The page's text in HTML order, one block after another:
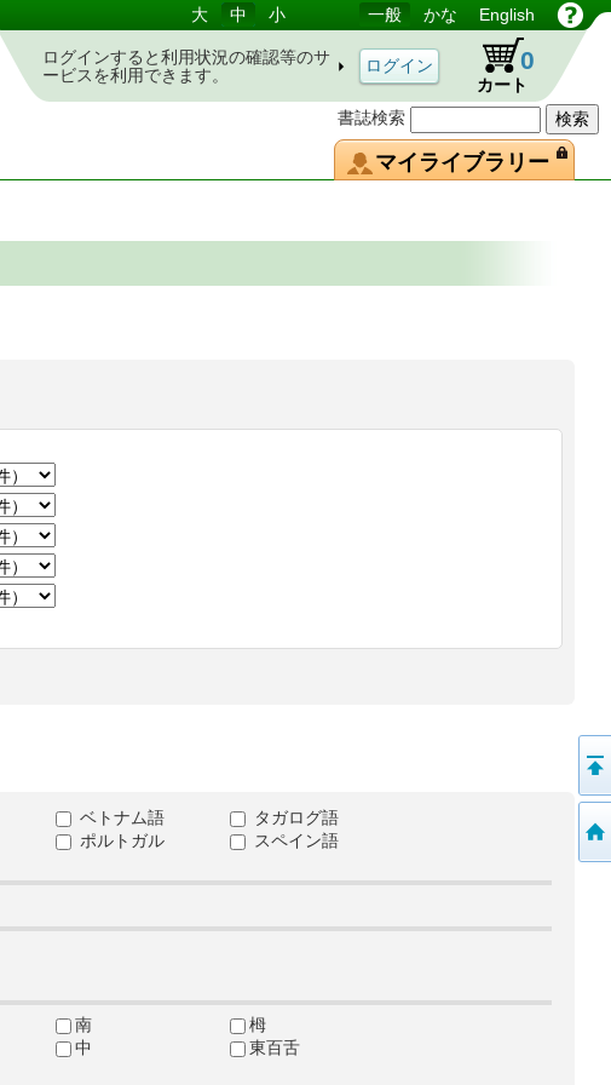
書誌検索
大 中 小 一般 かな English
ログインすると利用状況の確認等のサ
ービスを利用できます。
カート
0
マイライブラリー
ベトナム語
タガログ語
ポルトガル
スペイン語
南
栂
中
東百舌